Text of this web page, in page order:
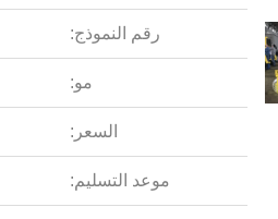
رقم النموذج:
مو:
السعر:
موعد التسليم: